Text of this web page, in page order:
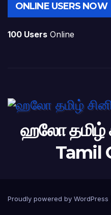
ONLINE USERS NOW
100 Users Online
ஹலோ தமிழ்
Tamil
Proudly powered by WordPress